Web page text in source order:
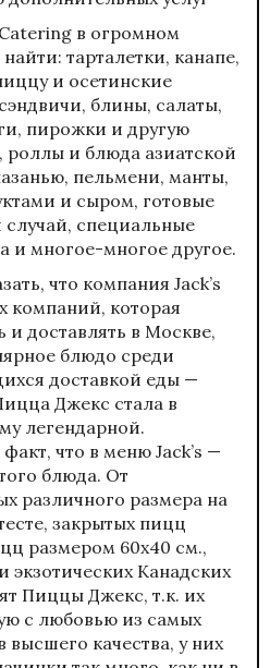
Catering в огромном
тарталетки, канапе,
и осетинские
блины, салаты,
пирожки и другую
роллы и блюда азиатской
пельмени, манты,
и сыром, готовые
специальные
и многое-многое другое.
что компания Jack’s
компаний, которая
и доставлять в Москве,
блюдо среди
доставкой еды —
Джекс стала в
легендарной.
что в меню Jack’s —
блюда. От
различного размера на
закрытых пицц
размером 60х40 см.,
экзотических Канадских
Пиццы Джекс, т.к. их
с любовью из самых
качества, у них